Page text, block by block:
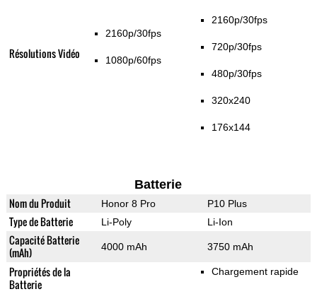
Résolutions Vidéo
2160p/30fps
1080p/60fps
2160p/30fps
720p/30fps
480p/30fps
320x240
176x144
Batterie
Nom du Produit Honor 8 Pro P10 Plus
Type de Batterie Li-Poly Li-Ion
Capacité Batterie
(mAh)
4000 mAh 3750 mAh
Propriétés de la
Batterie
Chargement rapide